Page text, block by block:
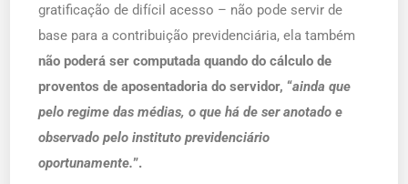
gratificação de difícil acesso – não pode servir de
base para a contribuição previdenciária, ela também
não poderá ser computada quando do cálculo de
proventos de aposentadoria do servidor, “ainda que
pelo regime das médias, o que há de ser anotado e
observado pelo instituto previdenciário
oportunamente.”.